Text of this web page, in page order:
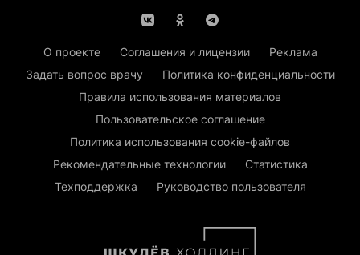
О проекте Соглашения и лицензии
Реклама
Задать вопрос врачу
Политика конфиденциальности
Правила использования материалов
Пользовательское соглашение
Политика использования cookie-файлов
Рекомендательные технологии
Статистика
Техподдержка
Руководство пользователя